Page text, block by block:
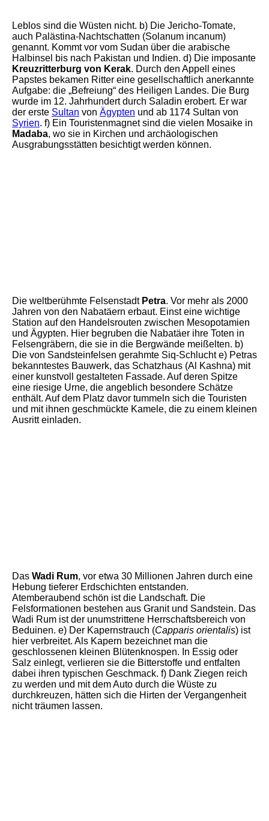
Leblos sind die Wüsten nicht. b) Die Jericho-Tomate,
auch Palästina-Nachtschatten (Solanum incanum)
genannt. Kommt vor vom Sudan über die arabische
Halbinsel bis nach Pakistan und Indien. d) Die imposante
Kreuzritterburg von Kerak. Durch den Appell eines
Papstes bekamen Ritter eine gesellschaftlich anerkannte
Aufgabe: die „Befreiung“ des Heiligen Landes. Die Burg
wurde im 12. Jahrhundert durch Saladin erobert. Er war
der erste Sultan von Ägypten und ab 1174 Sultan von
Syrien. f) Ein Touristenmagnet sind die vielen Mosaike in
Madaba, wo sie in Kirchen und archäologischen
Ausgrabungsstätten besichtigt werden können.
Die weltberühmte Felsenstadt Petra. Vor mehr als 2000
Jahren von den Nabatäern erbaut. Einst eine wichtige
Station auf den Handelsrouten zwischen Mesopotamien
und Ägypten. Hier begruben die Nabatäer ihre Toten in
Felsengräbern, die sie in die Bergwände meißelten. b)
Die von Sandsteinfelsen gerahmte Siq-Schlucht e) Petras
bekanntestes Bauwerk, das Schatzhaus (Al Kashna) mit
einer kunstvoll gestalteten Fassade. Auf deren Spitze
eine riesige Urne, die angeblich besondere Schätze
enthält. Auf dem Platz davor tummeln sich die Touristen
und mit ihnen geschmückte Kamele, die zu einem kleinen
Ausritt einladen.
Das Wadi Rum, vor etwa 30 Millionen Jahren durch eine
Hebung tieferer Erdschichten entstanden.
Atemberaubend schön ist die Landschaft. Die
Felsformationen bestehen aus Granit und Sandstein. Das
Wadi Rum ist der unumstrittene Herrschaftsbereich von
Beduinen. e) Der Kapernstrauch (Capparis orientalis) ist
hier verbreitet. Als Kapern bezeichnet man die
geschlossenen kleinen Blütenknospen. In Essig oder
Salz einlegt, verlieren sie die Bitterstoffe und entfalten
dabei ihren typischen Geschmack. f) Dank Ziegen reich
zu werden und mit dem Auto durch die Wüste zu
durchkreuzen, hätten sich die Hirten der Vergangenheit
nicht träumen lassen.